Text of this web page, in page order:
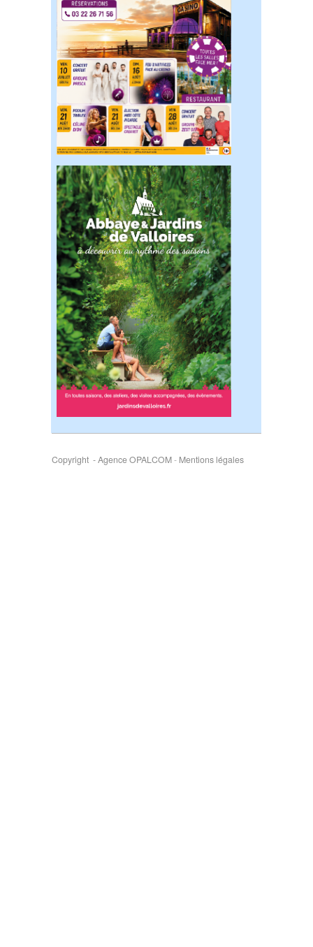
Copyright - Agence OPALCOM- Mentions légales